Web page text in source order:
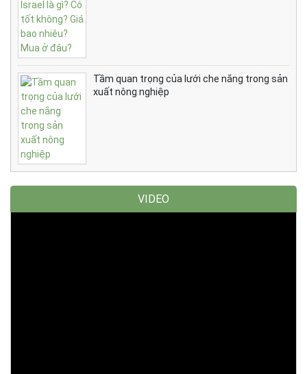
Tầm quan trọng của lưới che nắng trong sản
xuất nông nghiệp
VIDEO